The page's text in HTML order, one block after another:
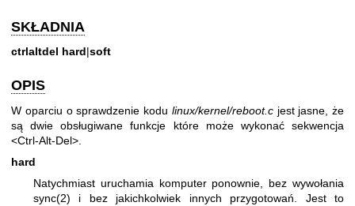
SKŁADNIA
ctrlaltdel hard|soft
OPIS
W oparciu o sprawdzenie kodu linux/kernel/reboot.cjest jasne, że
są dwie obsługiwane funkcje które może wykonać sekwencja
<Ctrl-Alt-Del>.
hard
Natychmiast uruchamia komputer ponownie, bez wywołania
sync(2) i bez jakichkolwiek innych przygotowań. Jest to